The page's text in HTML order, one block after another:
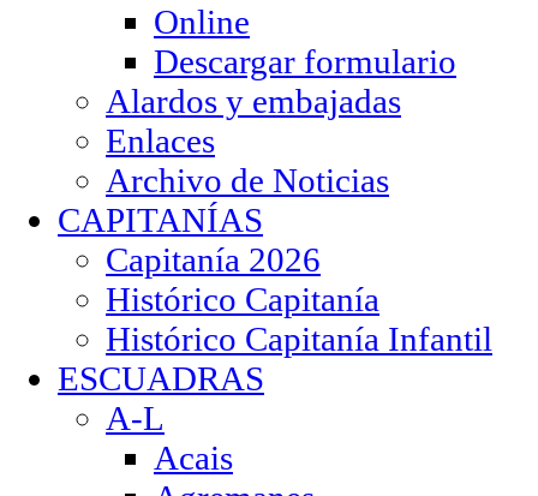
Online
Descargar formulario
Alardos y embajadas
Enlaces
Archivo de Noticias
CAPITANÍAS
Capitanía 2026
Histórico Capitanía
Histórico Capitanía Infantil
ESCUADRAS
A-L
Acais